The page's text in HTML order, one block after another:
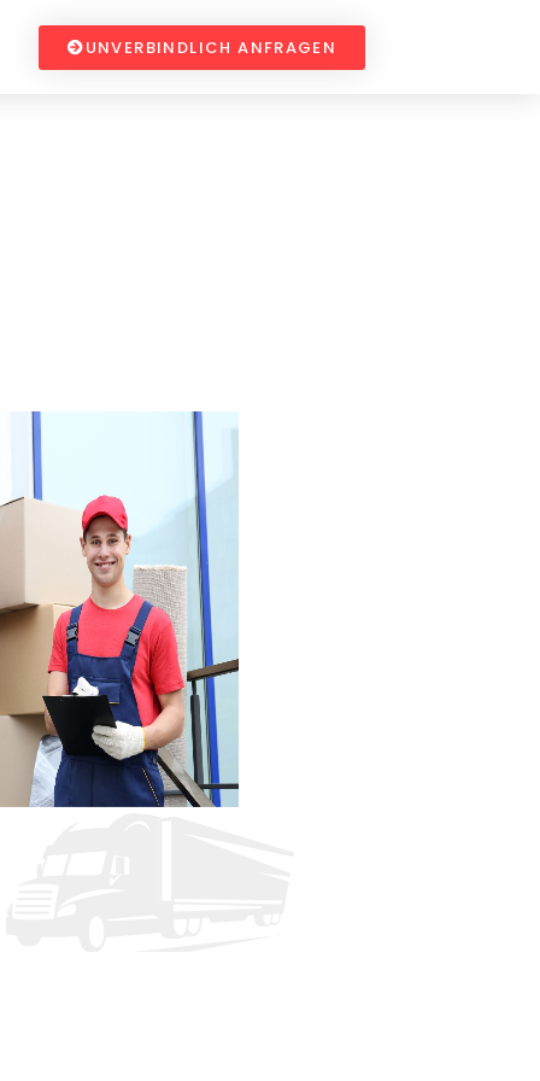
UNVERBINDLICH ANFRAGEN